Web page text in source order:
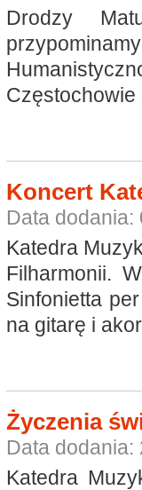
Drodzy
Częstochowie
Koncert
Data dodania:
Katedra
Filharmonii.
Sinfonietta
na gitarę i
Życzenia
Data dodania:
Katedra